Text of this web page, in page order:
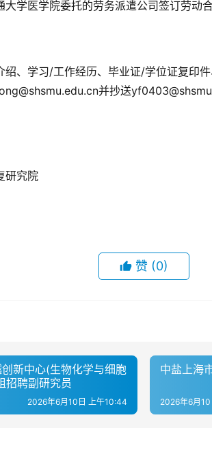
学医学院委托的劳务派遣公司签订劳动合
绍、学习/工作经历、毕业证/学位证复印
并抄送
研究院
赞 (0)
新中心(生物化学与细胞
招聘副研究员
2026年6月10日 上午10:44
中盐上海
2026年6月